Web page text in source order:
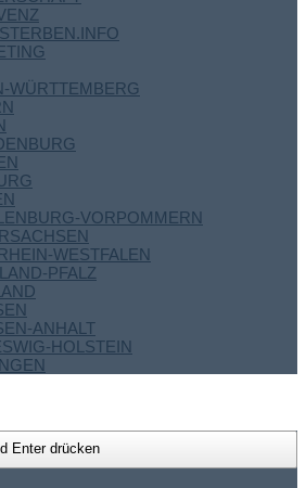
WÜRTTEMBERG
VORPOMMERN
WESTFALEN
PFALZ
ANHALT
HOLSTEIN